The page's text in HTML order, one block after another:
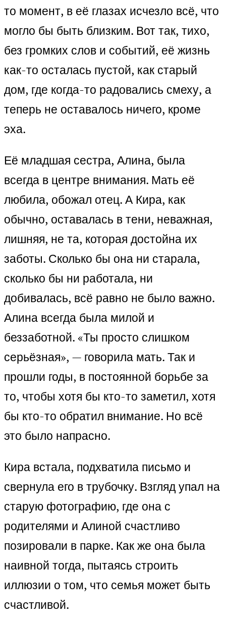
то момент, в её глазах исчезло всё, что
могло бы быть близким. Вот так, тихо,
без громких слов и событий, её жизнь
как-то осталась пустой, как старый
дом, где когда-то радовались смеху, а
теперь не оставалось ничего, кроме
эха.
Её младшая сестра, Алина, была
всегда в центре внимания. Мать её
любила, обожал отец. А Кира, как
обычно, оставалась в тени, неважная,
лишняя, не та, которая достойна их
заботы. Сколько бы она ни старала,
сколько бы ни работала, ни
добивалась, всё равно не было важно.
Алина всегда была милой и
беззаботной. «Ты просто слишком
серьёзная», — говорила мать. Так и
прошли годы, в постоянной борьбе за
то, чтобы хотя бы кто-то заметил, хотя
бы кто-то обратил внимание. Но всё
это было напрасно.
Кира встала, подхватила письмо и
свернула его в трубочку. Взгляд упал на
старую фотографию, где она с
родителями и Алиной счастливо
позировали в парке. Как же она была
наивной тогда, пытаясь строить
иллюзии о том, что семья может быть
счастливой.